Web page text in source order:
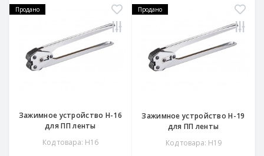
Продано
Зажимное устройство H-16
для ПП ленты
Код товара: Н16
Продано
Зажимное устройство H-19
для ПП ленты
Код товара: Н19